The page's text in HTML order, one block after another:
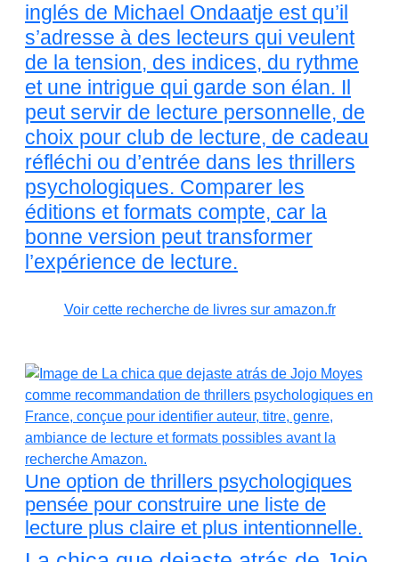
inglés de Michael Ondaatje est qu’il
s’adresse à des lecteurs qui veulent
de la tension, des indices, du rythme
et une intrigue qui garde son élan. Il
peut servir de lecture personnelle, de
choix pour club de lecture, de cadeau
réfléchi ou d’entrée dans les thrillers
psychologiques. Comparer les
éditions et formats compte, car la
bonne version peut transformer
l’expérience de lecture.
Voir cette recherche de livres sur amazon.fr
Une option de thrillers psychologiques
pensée pour construire une liste de
lecture plus claire et plus intentionnelle.